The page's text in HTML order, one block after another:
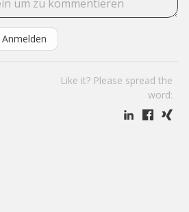
Anmelden
Like it? Please spread the
word: